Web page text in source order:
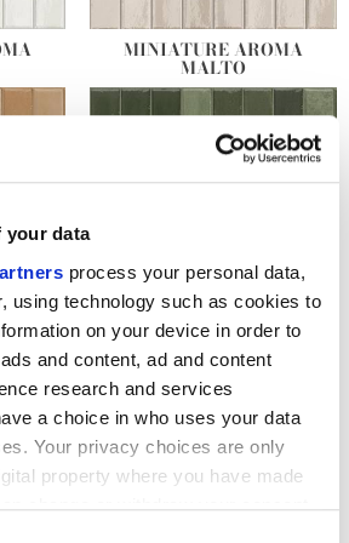
your data
process your personal data,
using technology such as cookies to
on your device in order to
and content, ad and content
research and services
a choice in who uses your data
Your privacy choices are only
property where you have made
change or withdraw your consent
MINIATURE AROMA
MALTO
MINIATURE AROMA TIMO